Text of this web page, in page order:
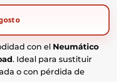
con el Neumático
. Ideal para sustituir
o con pérdida de